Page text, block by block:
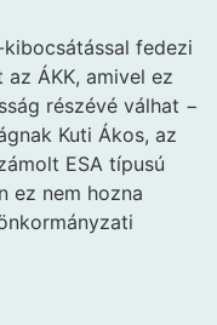
fedezi
ÁKK, amivel ez
részévé válhat −
Kuti Ákos, az
ESA típusú
ez nem hozna